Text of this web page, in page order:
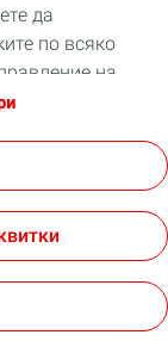
Маркетинг
да
по всяко
на
бисквитки,
на сайта.